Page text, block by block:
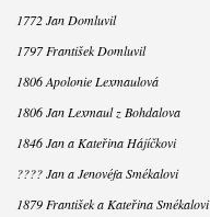
1772 Jan Domluvil
1797 František Domluvil
1806 Apolonie Lexmaulová
1806 Jan Lexmaul z Bohdalova
1846 Jan a Kateřina Hájíčkovi
???? Jan a Jenovéfa Smékalovi
1879 František a Kateřina Smékalovi